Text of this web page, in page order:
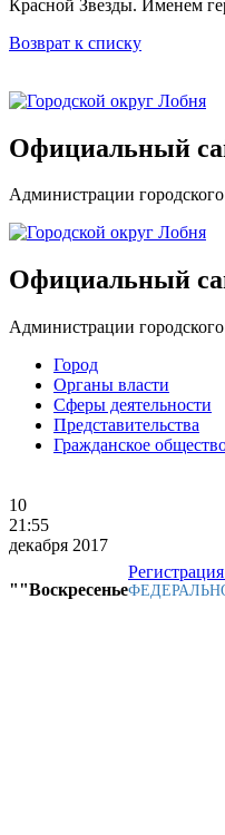
Красной Звезды. Именем
Возврат к списку
Официальный
Администрации
Официальный
Администрации
Город
Органы власти
Сферы деятельности
Представительства
Гражданское
10
21:55
декабря 2017
""Воскресенье